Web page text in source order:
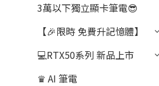
3萬以下獨立顯卡筆電😎
【🎉限時 免費升記憶體】
💻RTX50系列 新品上市
♛ AI 筆電